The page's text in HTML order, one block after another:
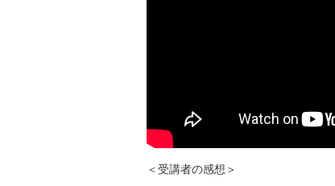
＜受講者の感想＞